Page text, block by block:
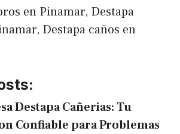
en Pinamar, Destapa
Destapa caños en
Destapa Cañerias: Tu
Confiable para Problemas